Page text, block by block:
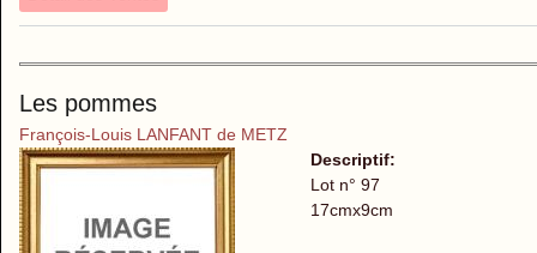
Les pommes
François-Louis LANFANT de METZ
Descriptif:
Lot n° 97
17cmx9cm